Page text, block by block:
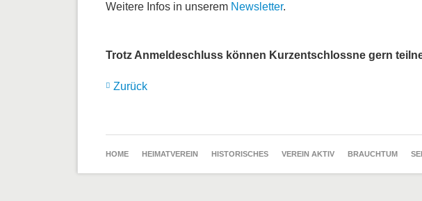
Weitere Infos in unserem Newsletter.
Trotz Anmeldeschluss können Kurzentschlossne gern
Zurück
NAVIGATION
HOME HEIMATVEREIN HISTORISCHES VEREIN AKTIV BRAUCHTUM